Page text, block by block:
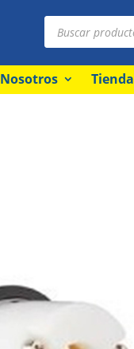
Búsqueda
productos
Nosotros Tienda